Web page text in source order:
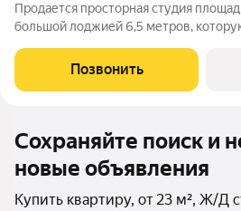
Продается просторная студия
большой лоджией 6,5 метров,
«Солнечный город» от застройщика
расположенный в Красносельском
Позвонить
Сохраняйте поиск и
новые объявления
Купить квартиру, от 23 м², Ж/Д